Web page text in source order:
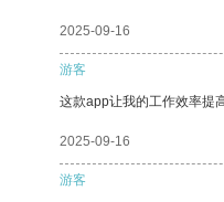
2025-09-16
游客
这款app让我的工作效率提
2025-09-16
游客